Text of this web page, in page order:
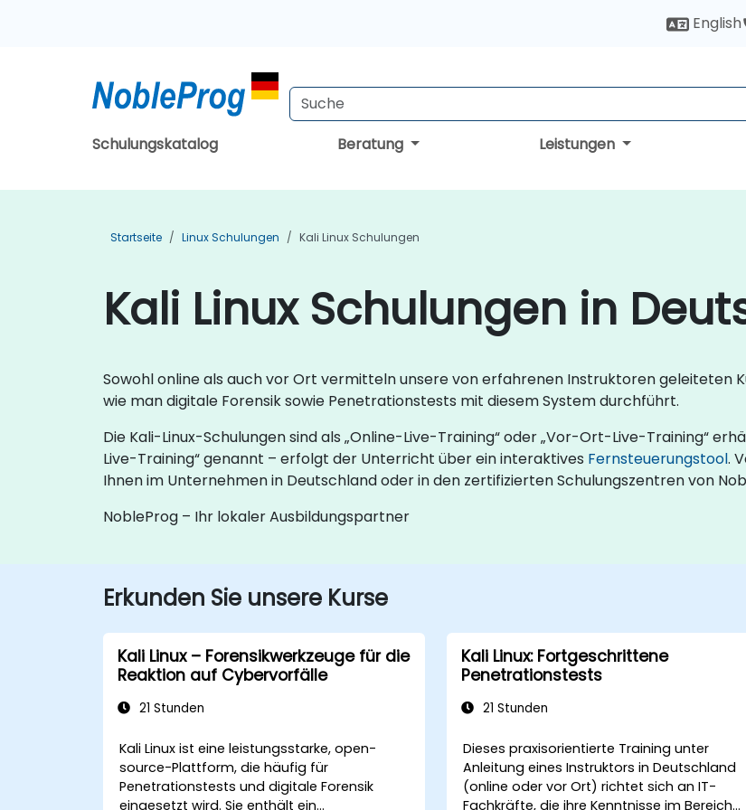
English
Schulungskatalog Beratung Leistungen
Startseite Linux Schulungen Kali Linux Schulungen
Kali Linux Schulungen in
Sowohl online als auch vor Ort vermitteln unsere von erfahrenen Instruktoren geleiteten
wie man digitale Forensik sowie Penetrationstests mit diesem System durchführt.
Die Kali-Linux-Schulungen sind als „Online-Live-Training“ oder „Vor-Ort-Live-Training“
Live-Training“ genannt – erfolgt der Unterricht über ein interaktives Fernsteuerungstool.
Ihnen im Unternehmen in Deutschland oder in den zertifizierten Schulungszentren von
NobleProg – Ihr lokaler Ausbildungspartner
Erkunden Sie unsere Kurse
Kali Linux – Forensikwerkzeuge für die
Reaktion auf Cybervorfälle
21 Stunden
Kali Linux ist eine leistungsstarke, open-
source-Plattform, die häufig für
Penetrationstests und digitale Forensik
eingesetzt wird. Sie enthält ein
Kali Linux: Fortgeschrittene
Penetrationstests
21 Stunden
Dieses praxisorientierte Training unter
Anleitung eines Instruktors in Deutschland
(online oder vor Ort) richtet sich an IT-
Fachkräfte, die ihre Kenntnisse im Bereich